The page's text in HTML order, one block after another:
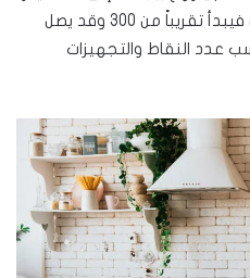
كويتي، أما النظام الكامل للمنزل فيبدأ تقريباً من 300 وقد يصل
كويتي حسب عدد النقاط والتجهيزات